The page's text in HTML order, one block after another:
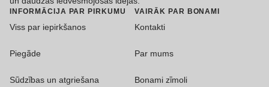
INFORMĀCIJA PAR PIRKUMU
Viss par iepirkšanos
Piegāde
Sūdzības un atgriešana
VAIRĀK PAR BONAMI
Kontakti
Par mums
Bonami zīmoli